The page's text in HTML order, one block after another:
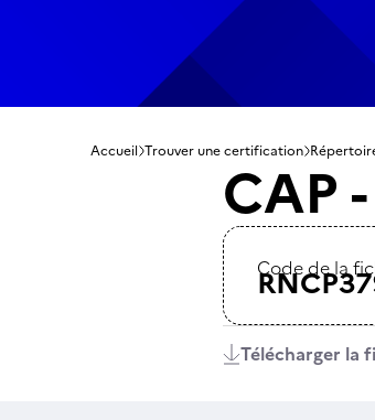
Accueil Trouver une certification
CAP
Code de la
Télécharger la